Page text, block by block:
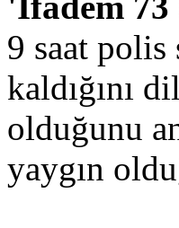
9 saat polis
kaldığını
olduğunu
yaygın